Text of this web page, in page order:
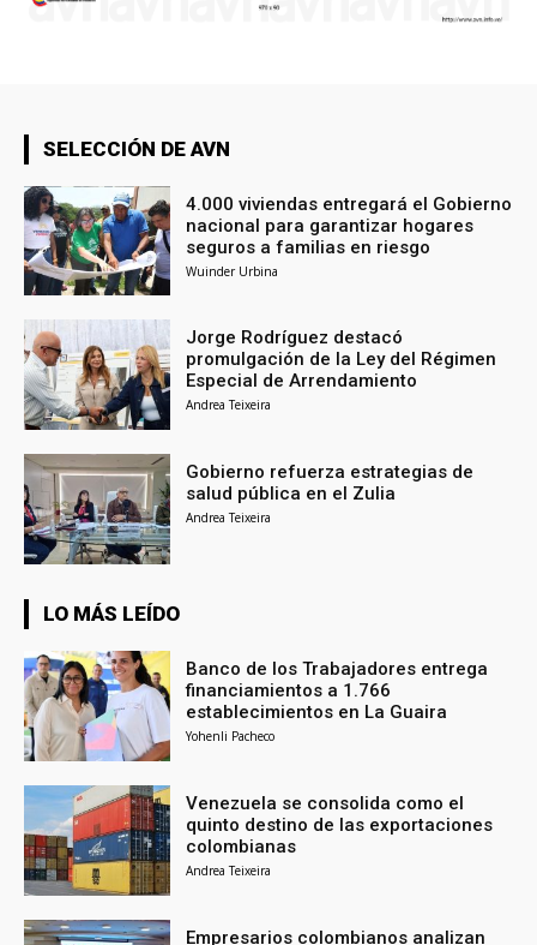
SELECCIÓN DE AVN
4.000 viviendas entregará el Gobierno
nacional para garantizar hogares
seguros a familias en riesgo
Wuinder Urbina
Jorge Rodríguez destacó
promulgación de la Ley del Régimen
Especial de Arrendamiento
Andrea Teixeira
Gobierno refuerza estrategias de
salud pública en el Zulia
Andrea Teixeira
LO MÁS LEÍDO
Banco de los Trabajadores entrega
financiamientos a 1.766
establecimientos en La Guaira
Yohenli Pacheco
Venezuela se consolida como el
quinto destino de las exportaciones
colombianas
Andrea Teixeira
Empresarios colombianos analizan